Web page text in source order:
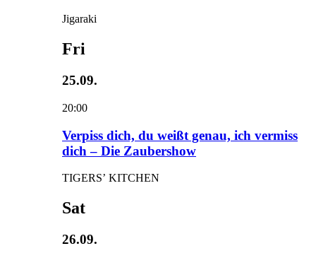
Jigaraki
Fri
25.09.
20:00
Verpiss dich, du weißt genau, ich vermiss
dich – Die Zaubershow
TIGERS’ KITCHEN
Sat
26.09.